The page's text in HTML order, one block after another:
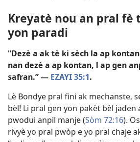
Kreyatè nou an pral fè
yon paradi
“Dezè a ak tè ki sèch la ap
nan dezè a ap kontan, l ap gen
safran.” — EZAYI 35:1.
Lè Bondye pral fini ak mechanste,
bèl! Li pral gen yon pakèt bèl jaden
pwodui anpil manje (Sòm 72:16).
rivyè yo pral pwòp e yo pral chaje